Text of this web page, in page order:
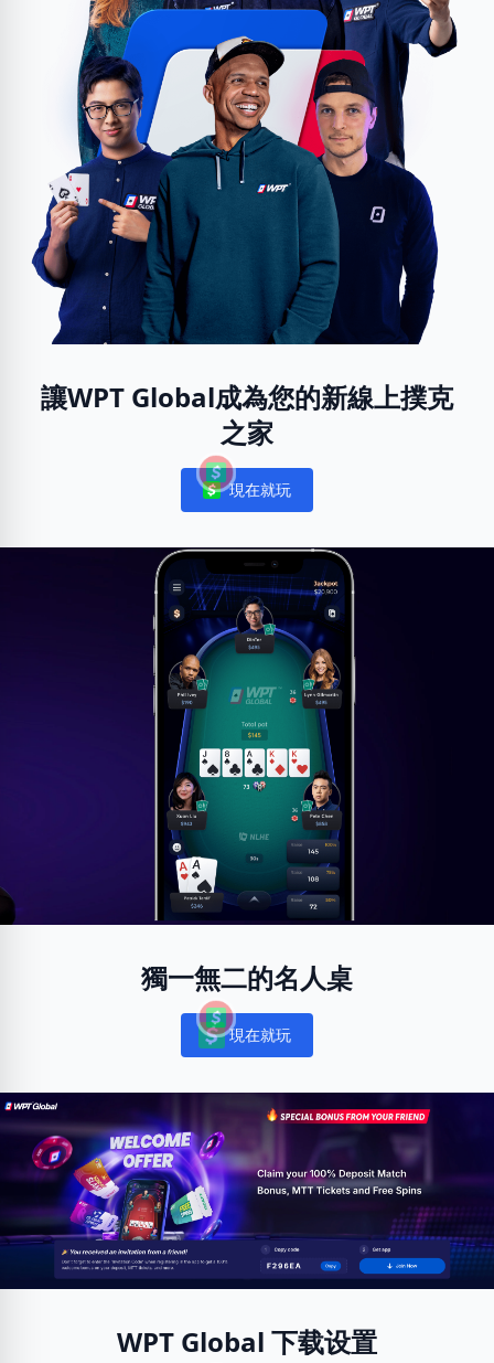
讓WPT Global成為您的新線上撲克
之家
Notifications
現在就玩
獨一無二的名人桌
Notifications
現在就玩
WPT Global 下载设置